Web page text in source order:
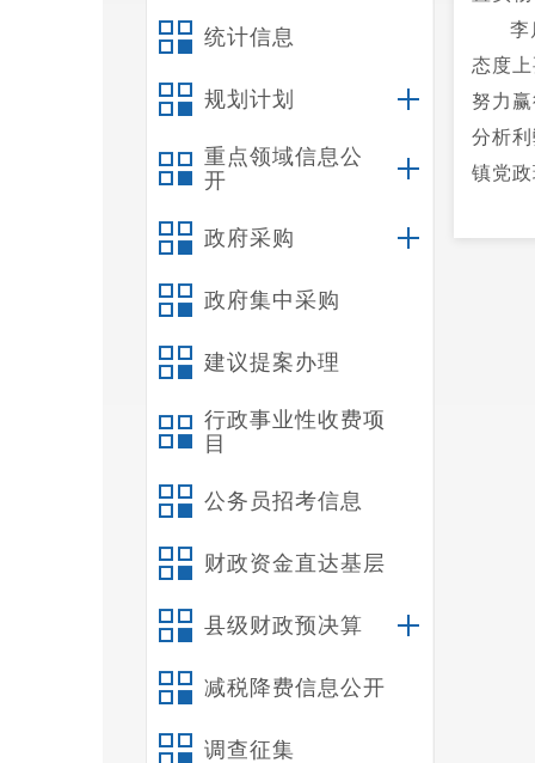
统计信息
规划计划
重点领域信息公
开
政府采购
政府集中采购
建议提案办理
行政事业性收费项
目
公务员招考信息
财政资金直达基层
县级财政预决算
减税降费信息公开
调查征集
李
态度
努力
分析
镇党